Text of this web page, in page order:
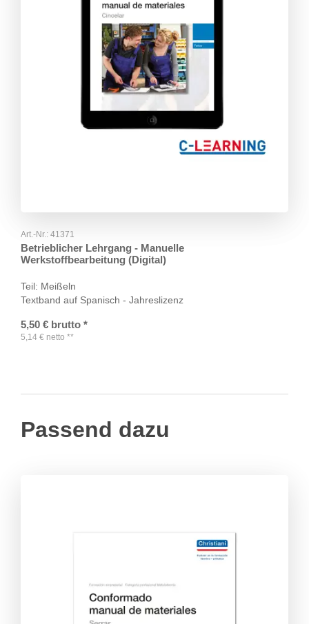
Art.-Nr.: 41371
Betrieblicher Lehrgang - Manuelle
Werkstoffbearbeitung (Digital)
Teil: Meißeln
Textband auf Spanisch - Jahreslizenz
5,50 € brutto *
5,14 € netto **
Passend dazu